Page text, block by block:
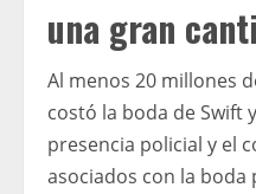
una gran
Al menos 20 millones
costó la boda de Swift
presencia policial y el
asociados con la